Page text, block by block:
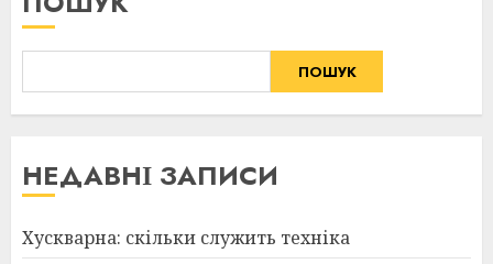
ПОШУК
НЕДАВНІ ЗАПИСИ
Хускварна: скільки служить техніка